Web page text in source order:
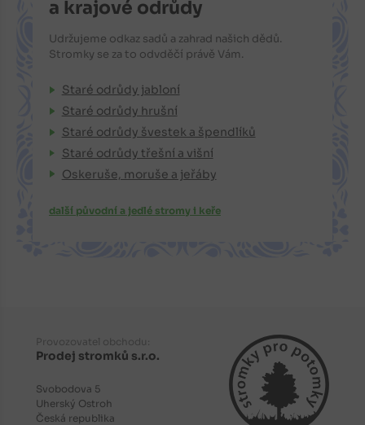
a krajové odrůdy
Udržujeme odkaz sadů a zahrad našich dědů.
Stromky se za to odvděčí právě Vám.
Staré odrůdy jabloní
Staré odrůdy hrušní
Staré odrůdy švestek a špendlíků
Staré odrůdy třešní a višní
Oskeruše, moruše a jeřáby
další původní a jedlé stromy i keře
Provozovatel obchodu:
Prodej stromků s.r.o.
Svobodova 5
Uherský Ostroh
Česká republika